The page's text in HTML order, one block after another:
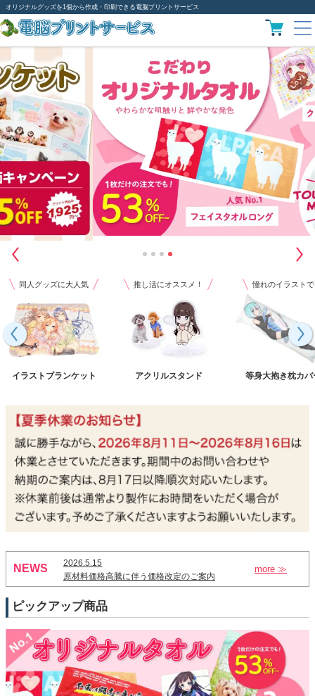
オリジナルグッズを1個から作成・印刷できる電脳プリントサービス
同人グッズに大人気
イラストブランケット
推し活にオススメ！
アクリルスタンド
憧れのイラストで
等身大抱き枕カバ
NEWS
2026.5.15
原材料価格高騰に伴う価格改定のご案内
more ≫
ピックアップ商品